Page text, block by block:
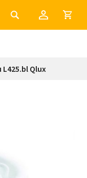
L425.bl Qlux